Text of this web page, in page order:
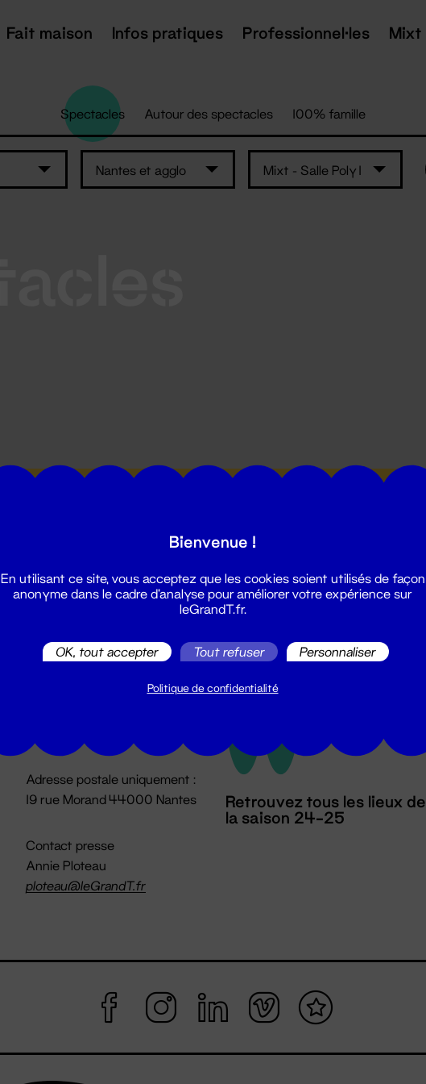
Fait maison Infos pratiques Professionnel·les Mixt
Spectacles Autour des spectacles 100% famille
Nantes et agglo Mixt - Salle Poly 1
02 51 88 25 25
Du lundi au vendredi 14h → 18h
Adresse postale uniquement :
19 rue Morand 44000 Nantes
Contact presse
Annie Ploteau
ploteau@leGrandT.fr
Retrouvez tous les lieux de
la saison 24-25
Bienvenue !
En utilisant ce site, vous acceptez que les cookies soient utilisés de façon
anonyme dans le cadre d'analyse pour améliorer votre expérience sur
leGrandT.fr.
OK, tout accepter Tout refuser Personnaliser
Politique de confidentialité